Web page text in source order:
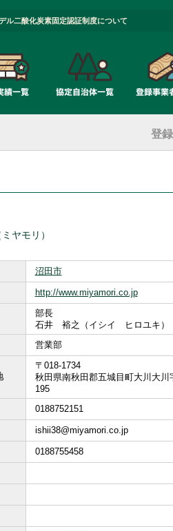
ル二酸化炭素固定認証制度について
登
ミヤモリ）
沼田市
http://www.miyamori.co.jp
部長
石井 裕之（イシイ ヒロユキ）
営業部
〒018-1734
秋田県南秋田郡五城目町大川大川
195
0188752151
ishii38@miyamori.co.jp
0188755458